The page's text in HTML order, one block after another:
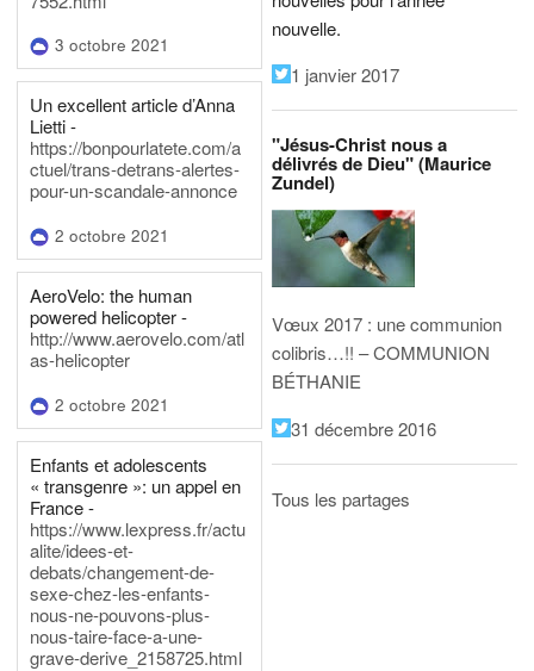
3 octobre 2021
Un excellent article d’Anna
Lietti -
https://bonpourlatete.com/a
ctuel/trans-detrans-alertes-
pour-un-scandale-annonce
2 octobre 2021
AeroVelo: the human
powered helicopter -
http://www.aerovelo.com/atl
as-helicopter
2 octobre 2021
Enfants et adolescents
« transgenre »: un appel en
France -
https://www.lexpress.fr/actu
alite/idees-et-
debats/changement-de-
sexe-chez-les-enfants-
nous-ne-pouvons-plus-
nous-taire-face-a-une-
grave-derive_2158725.html
nouvelle.
1 janvier 2017
"Jésus-Christ nous a
délivrés de Dieu" (Maurice
Zundel)
Vœux 2017 : une communion
colibris…!! – COMMUNION
BÉTHANIE
31 décembre 2016
Tous les partages